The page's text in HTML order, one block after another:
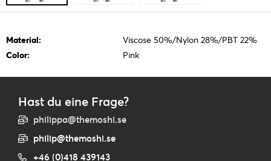
Material:
Viscose 50%/Nylon 28%/PBT 22%
Color:
Pink
Hast du eine Frage?
philippa@themoshi.se
philip@themoshi.se
+46 (0)418 439143